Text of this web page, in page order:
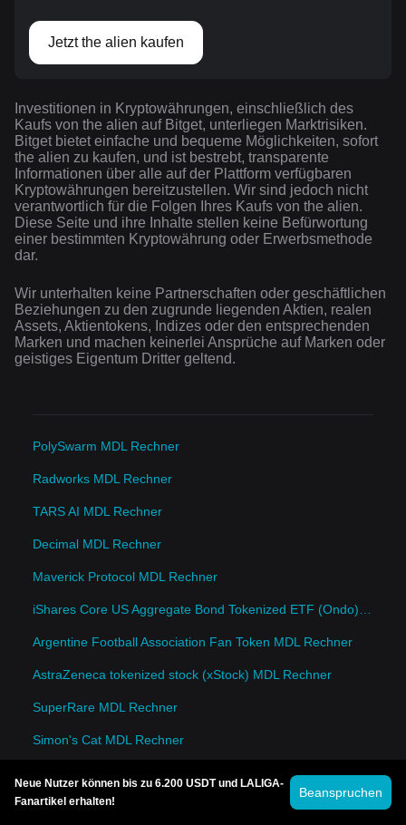
Jetzt the alien kaufen
Investitionen in Kryptowährungen, einschließlich des
Kaufs von the alien auf Bitget, unterliegen Marktrisiken.
Bitget bietet einfache und bequeme Möglichkeiten, sofort
the alien zu kaufen, und ist bestrebt, transparente
Informationen über alle auf der Plattform verfügbaren
Kryptowährungen bereitzustellen. Wir sind jedoch nicht
verantwortlich für die Folgen Ihres Kaufs von the alien.
Diese Seite und ihre Inhalte stellen keine Befürwortung
einer bestimmten Kryptowährung oder Erwerbsmethode
dar.
Wir unterhalten keine Partnerschaften oder geschäftlichen
Beziehungen zu den zugrunde liegenden Aktien, realen
Assets, Aktientokens, Indizes oder den entsprechenden
Marken und machen keinerlei Ansprüche auf Marken oder
geistiges Eigentum Dritter geltend.
PolySwarm MDL Rechner
Radworks MDL Rechner
TARS AI MDL Rechner
Decimal MDL Rechner
Maverick Protocol MDL Rechner
iShares Core US Aggregate Bond Tokenized ETF (Ondo) MDL Rechner
Argentine Football Association Fan Token MDL Rechner
AstraZeneca tokenized stock (xStock) MDL Rechner
SuperRare MDL Rechner
Simon's Cat MDL Rechner
Neue Nutzer können bis zu 6.200 USDT und LALIGA-
Fanartikel erhalten!
Beanspruchen